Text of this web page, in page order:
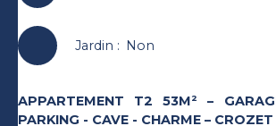
Jardin : Non
APPARTEMENT T2 53M² –
PARKING - CAVE - CHARME – CROZET